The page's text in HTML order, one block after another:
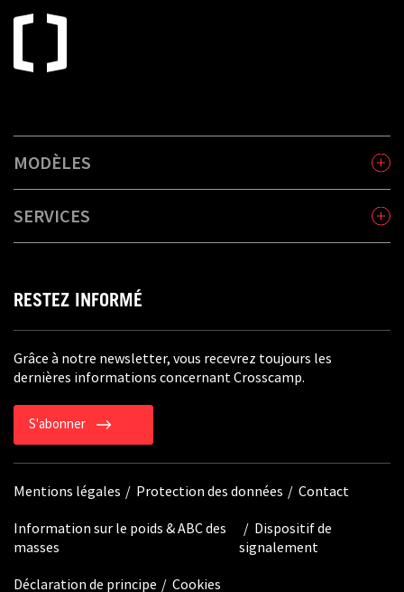
MODÈLES
SERVICES
RESTEZ INFORMÉ
Grâce à notre newsletter, vous recevrez toujours les
dernières informations concernant Crosscamp.
S'abonner
Mentions légales Protection des données Contact
Information sur le poids & ABC des
masses
Dispositif de
signalement
Déclaration de principe Cookies